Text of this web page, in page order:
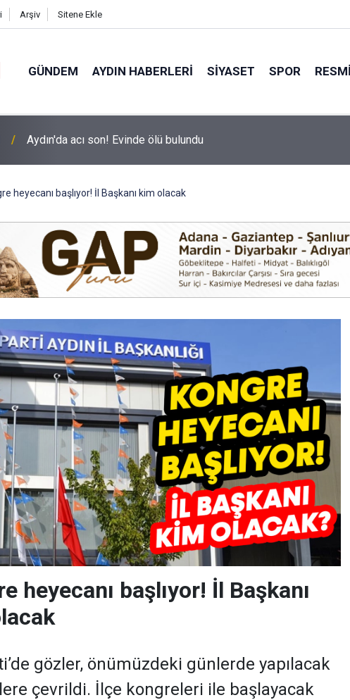
Arşiv Sitene Ekle
GÜNDEM AYDIN HABERLERI SIYASET SPOR
Büyükşehir’in Ağız ve Diş Sağlığı hizmeti vatandaşla buluşuyor
heyecanı başlıyor! İl Başkanı kim olacak
heyecanı başlıyor! İl Başkanı
gözler, önümüzdeki günlerde yapılacak
çevrildi. İlçe kongreleri ile başlayacak